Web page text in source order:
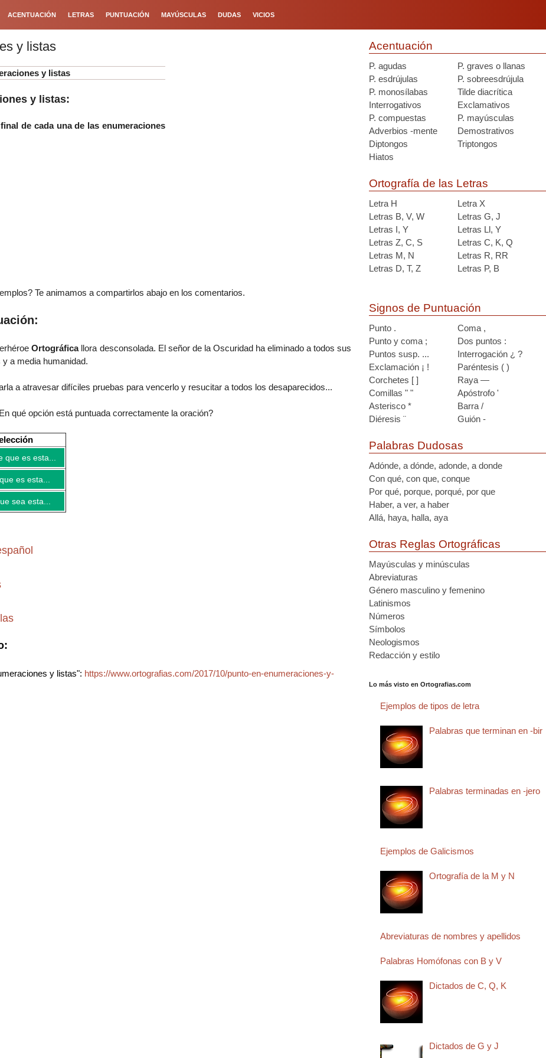
ACENTUACIÓN LETRAS PUNTUACIÓN MAYÚSCULAS DUDAS VICIOS
y listas
y listas
y listas:
de cada una de las enumeraciones
Te animamos a compartirlos abajo en los comentarios.
Ortográficallora desconsolada. El señor de la Oscuridad ha eliminado a todos sus
a media humanidad.
a atravesar difíciles pruebas para vencerlo y resucitar a todos los desaparecidos...
qué opción está puntuada correctamente la oración?
que es esta...
es esta...
sea esta...
y listas": https://www.ortografias.com/2017/10/punto-en-enumeraciones-y-
Acentuación
P. agudas
P. graves o llanas
P. esdrújulas
P. sobreesdrújula
P. monosílabas
Tilde diacrítica
Interrogativos
Exclamativos
P. compuestas
P. mayúsculas
Adverbios -mente
Demostrativos
Diptongos
Triptongos
Hiatos
Ortografía de las Letras
Letra H
Letra X
Letras B, V, W
Letras G, J
Letras I, Y
Letras Ll, Y
Letras Z, C, S
Letras C, K, Q
Letras M, N
Letras R, RR
Letras D, T, Z
Letras P, B
Signos de Puntuación
Punto .
Coma ,
Punto y coma ;
Dos puntos :
Puntos susp. ...
Interrogación ¿ ?
Exclamación ¡ !
Paréntesis ( )
Corchetes [ ]
Raya —
Comillas " "
Apóstrofo '
Asterisco *
Barra /
Diéresis ¨
Guión -
Palabras Dudosas
Adónde, a dónde, adonde, a donde
Con qué, con que, conque
Por qué, porque, porqué, por que
Haber, a ver, a haber
Allá, haya, halla, aya
Otras Reglas Ortográficas
Mayúsculas y minúsculas
Abreviaturas
Género masculino y femenino
Latinismos
Números
Símbolos
Neologismos
Redacción y estilo
Lo más visto en Ortografias.com
Ejemplos de tipos de letra
Palabras que terminan en -bir
Palabras terminadas en -jero
Ejemplos de Galicismos
Ortografía de la M y N
Abreviaturas de nombres y apellidos
Palabras Homófonas con B y V
Dictados de C, Q, K
Dictados de G y J